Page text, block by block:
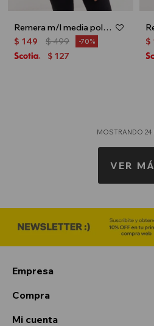
Remera m/l media polera - Negro
$ 149 $499 70
$ 127
$
MOSTRANDO 24
VER
Empresa
Compra
Mi cuenta